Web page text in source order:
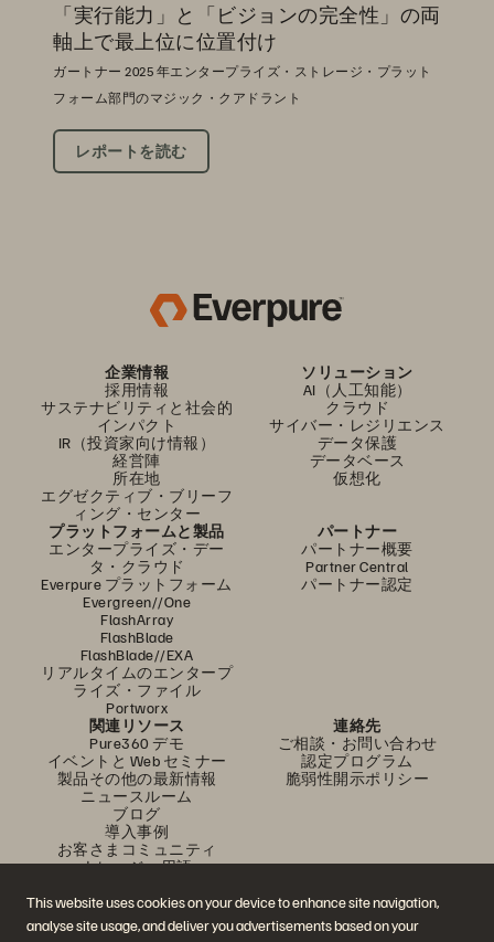
This website uses cookies on your device to enhance site navigation,
analyse site usage, and deliver you advertisements based on your
「実行能力」と「ビジョンの完全性」の両
軸上で最上位に位置付け
ガートナー 2025 年エンタープライズ・ストレージ・プラット
フォーム部門のマジック・クアドラント
レポートを読む
企業情報
採用情報
サステナビリティと社会的
インパクト
IR（投資家向け情報）
経営陣
所在地
エグゼクティブ・ブリーフ
ィング・センター
ソリューション
AI（人工知能）
クラウド
サイバー・レジリエンス
データ保護
データベース
仮想化
プラットフォームと製品
エンタープライズ・デー
タ・クラウド
Everpure プラットフォーム
Evergreen//One
FlashArray
FlashBlade
FlashBlade//EXA
リアルタイムのエンタープ
ライズ・ファイル
Portworx
パートナー
パートナー概要
Partner Central
パートナー認定
関連リソース
Pure360 デモ
イベントと Web セミナー
製品その他の最新情報
ニュースルーム
ブログ
導入事例
お客さまコミュニティ
ナレッジ・用語
連絡先
ご相談・お問い合わせ
認定プログラム
脆弱性開示ポリシー
公式 SNS